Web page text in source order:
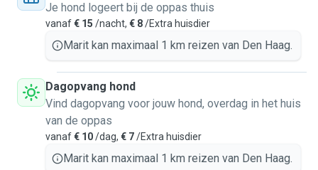
Je hond logeert bij de oppas thuis
vanaf€ 15 /nacht, € 8/Extra huisdier
Marit kan maximaal 1 km reizen van Den Haag.
Dagopvang hond
Vind dagopvang voor jouw hond, overdag in het huis
van de oppas
vanaf€ 10/dag, € 7/Extra huisdier
Marit kan maximaal 1 km reizen van Den Haag.